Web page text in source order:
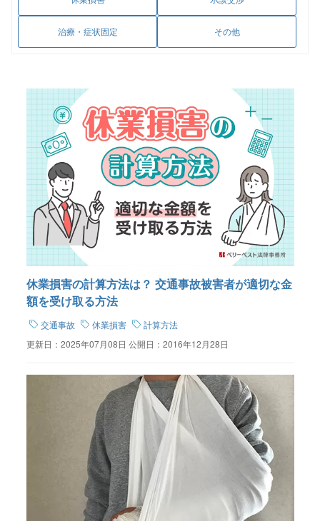
治療・症状固定 その他
休業損害の計算方法は？ 交通事故被害者が適切な金
額を受け取る方法
交通事故 休業損害
計算方法
更新日： 2025年07月08日 公開日： 2016年12月28日